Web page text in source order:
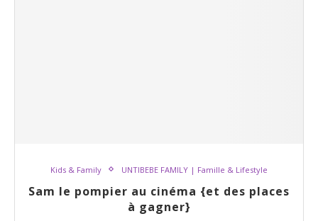
Kids & Family UNTIBEBE FAMILY | Famille & Lifestyle
Sam le pompier au cinéma {et des places
à gagner}